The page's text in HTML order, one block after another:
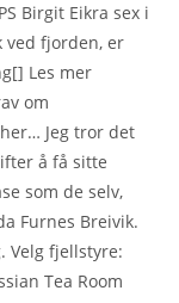
Birgit Eikra sex i
ved fjorden, er
Les mer
om
Jeg tror det
å få sitte
som de selv,
Furnes Breivik.
Velg fjellstyre:
Tea Room